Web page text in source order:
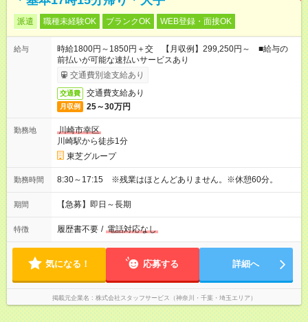
派遣 職種未経験OK ブランクOK WEB登録・面接OK
給与
時給1800円～1850円＋交 【月収例】299,250円～ ■給与の
前払いが可能な速払いサービスあり
交通費別途支給あり
交通費 交通費支給あり
月収例 25～30万円
勤務地
川崎市幸区
川崎駅から徒歩1分
東芝グループ
勤務時間 8:30～17:15 ※残業はほとんどありません。※休憩60分。
期間 【急募】即日～長期
特徴 履歴書不要 / 電話対応なし
気になる！ 応募する 詳細へ
掲載元企業名 株式会社スタッフサービス（神奈川・千葉・埼玉エリア）